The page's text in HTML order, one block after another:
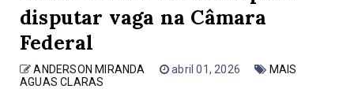
disputar vaga na Câmara
Federal
ANDERSON MIRANDA abril 01, 2026
MAIS
AGUAS CLARAS